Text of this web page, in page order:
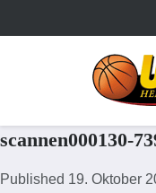
scannen000130-
Published 19. Oktober